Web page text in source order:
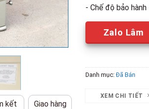
kết
Giao hàng
- Chế độ bảo
Zalo Lâm
Danh mục:Đã Bán
XEM CHI TIẾT